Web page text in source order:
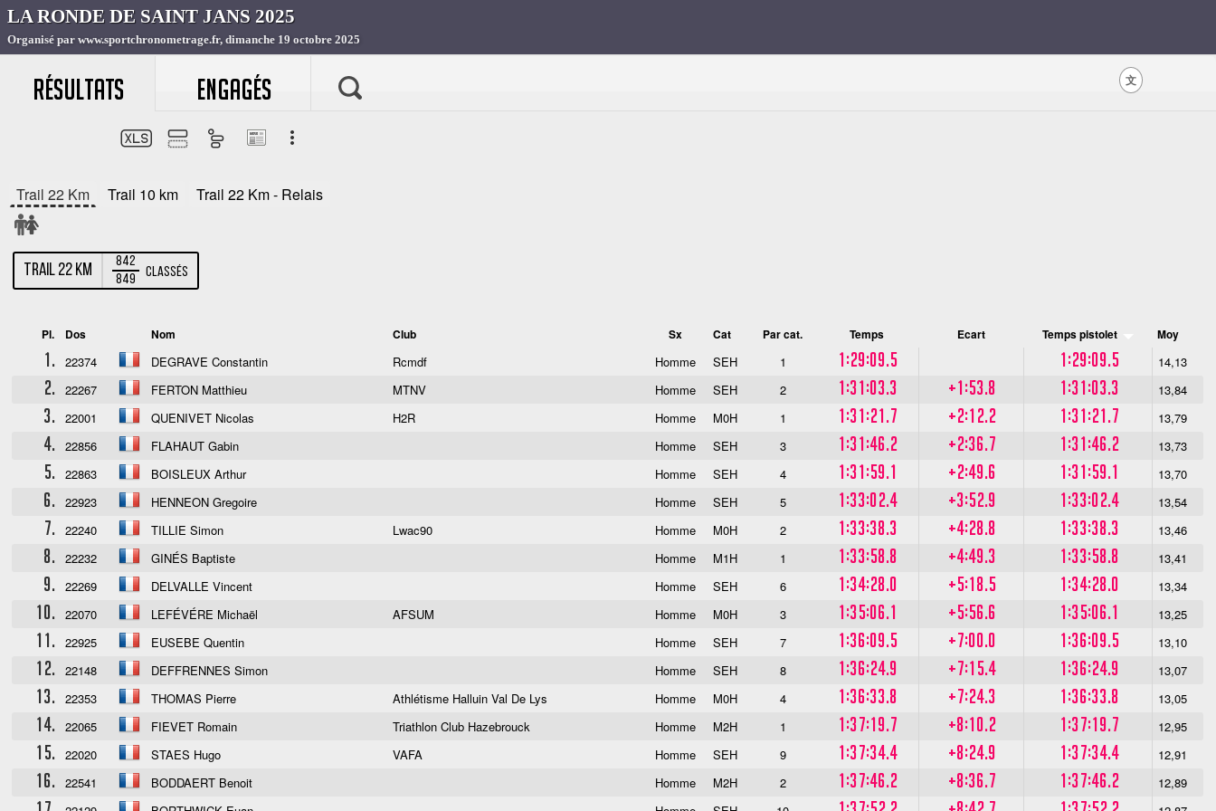
RÉSULTATS ENGAGÉS 文
Trail 22 Km Trail 10 km Trail 22 Km - Relais
Trail 22 Km
842
849
Classés
Pl. Dos Nom Club Sx Cat Par cat. Temps Ecart Temps pistolet Moy
1. 22374 DEGRAVE Constantin Rcmdf Homme SEH 1 1:29:09.5 1:29:09.5 14,13
2. 22267 FERTON Matthieu MTNV Homme SEH 2 1:31:03.3 +1:53.8 1:31:03.3 13,84
3. 22001 QUENIVET Nicolas H2R Homme M0H 1 1:31:21.7 +2:12.2 1:31:21.7 13,79
4. 22856 FLAHAUT Gabin Homme SEH 3 1:31:46.2 +2:36.7 1:31:46.2 13,73
5. 22863 BOISLEUX Arthur Homme SEH 4 1:31:59.1 +2:49.6 1:31:59.1 13,70
6. 22923 HENNEON Gregoire Homme SEH 5 1:33:02.4 +3:52.9 1:33:02.4 13,54
7. 22240 TILLIE Simon Lwac90 Homme M0H 2 1:33:38.3 +4:28.8 1:33:38.3 13,46
8. 22232 GINÉS Baptiste Homme M1H 1 1:33:58.8 +4:49.3 1:33:58.8 13,41
9. 22269 DELVALLE Vincent Homme SEH 6 1:34:28.0 +5:18.5 1:34:28.0 13,34
10. 22070 LEFÉVÉRE Michaël AFSUM Homme M0H 3 1:35:06.1 +5:56.6 1:35:06.1 13,25
11. 22925 EUSEBE Quentin Homme SEH 7 1:36:09.5 +7:00.0 1:36:09.5 13,10
12. 22148 DEFFRENNES Simon Homme SEH 8 1:36:24.9 +7:15.4 1:36:24.9 13,07
13. 22353 THOMAS Pierre Athlétisme Halluin Val De Lys Homme M0H 4 1:36:33.8 +7:24.3 1:36:33.8 13,05
14. 22065 FIEVET Romain Triathlon Club Hazebrouck Homme M2H 1 1:37:19.7 +8:10.2 1:37:19.7 12,95
15. 22020 STAES Hugo VAFA Homme SEH 9 1:37:34.4 +8:24.9 1:37:34.4 12,91
16. 22541 BODDAERT Benoit Homme M2H 2 1:37:46.2 +8:36.7 1:37:46.2 12,89